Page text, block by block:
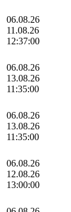
06.08.26
11.08.26
12:37:00
06.08.26
13.08.26
11:35:00
06.08.26
13.08.26
11:35:00
06.08.26
12.08.26
13:00:00